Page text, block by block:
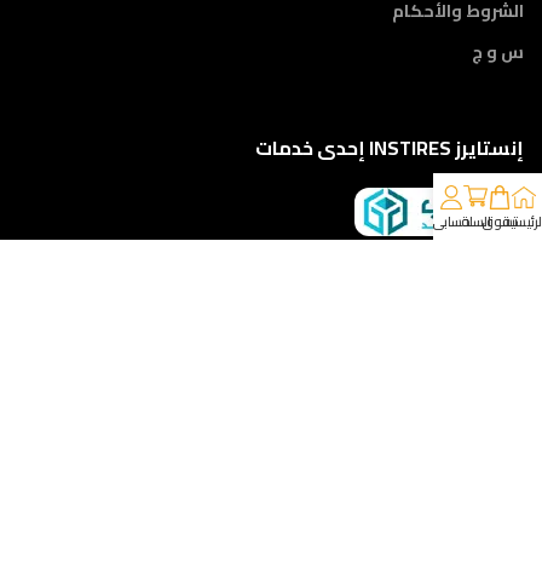
الشروط والأحكام
س و ج
إنستايرز INSTIRES إحدى خدمات
تسوقالسلةحسابي